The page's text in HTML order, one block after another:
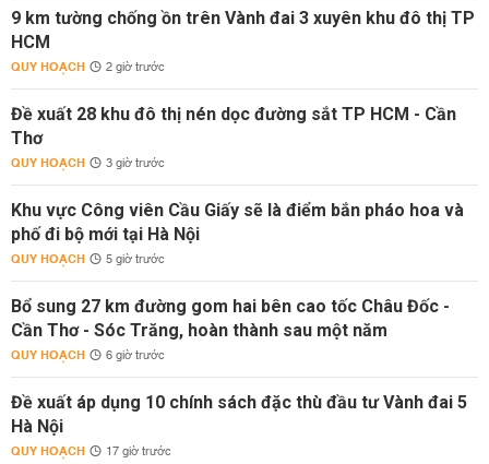
9 km tường chống ồn trên Vành đai 3 xuyên khu đô thị TP
HCM
QUY HOẠCH 2 giờ trước
Đề xuất 28 khu đô thị nén dọc đường sắt TP HCM - Cần
Thơ
QUY HOẠCH 3 giờ trước
Khu vực Công viên Cầu Giấy sẽ là điểm bắn pháo hoa và
phố đi bộ mới tại Hà Nội
QUY HOẠCH 5 giờ trước
Bổ sung 27 km đường gom hai bên cao tốc Châu Đốc -
Cần Thơ - Sóc Trăng, hoàn thành sau một năm
QUY HOẠCH 6 giờ trước
Đề xuất áp dụng 10 chính sách đặc thù đầu tư Vành đai 5
Hà Nội
QUY HOẠCH 17 giờ trước